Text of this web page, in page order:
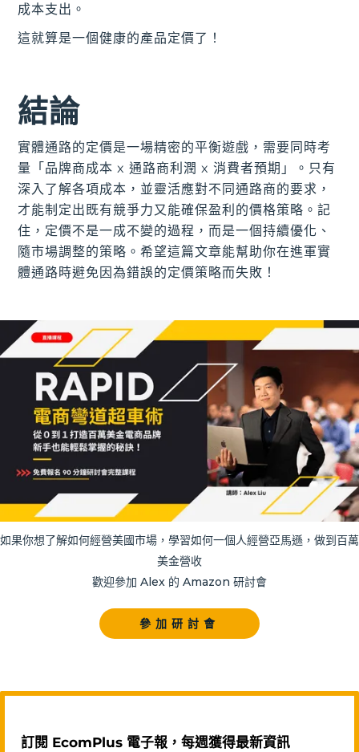
成本支出。
這就算是一個健康的產品定價了！
結論
實體通路的定價是一場精密的平衡遊戲，需要同時考
量「品牌商成本 x 通路商利潤 x 消費者預期」。只有
深入了解各項成本，並靈活應對不同通路商的要求，
才能制定出既有競爭力又能確保盈利的價格策略。記
住，定價不是一成不變的過程，而是一個持續優化、
隨市場調整的策略。希望這篇文章能幫助你在進軍實
體通路時避免因為錯誤的定價策略而失敗！
如果你想了解如何經營美國市場，學習如何一個人經營亞馬遜，做到百萬
美金營收
歡迎參加 Alex 的 Amazon 研討會
參加研討會
訂閱 EcomPlus 電子報，每週獲得最新資訊